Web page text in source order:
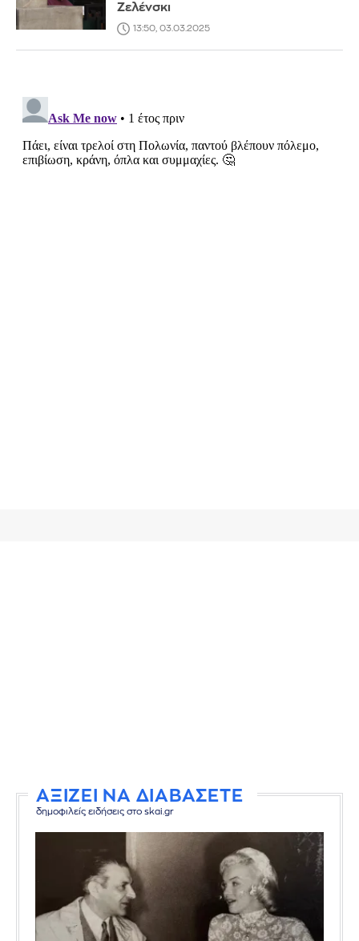
Ζελένσκι
13:50, 03.03.2025
ΑΞΙΖΕΙ ΝΑ ΔΙΑΒΑΣΕΤΕ
δημοφιλείς ειδήσεις στο skai.gr